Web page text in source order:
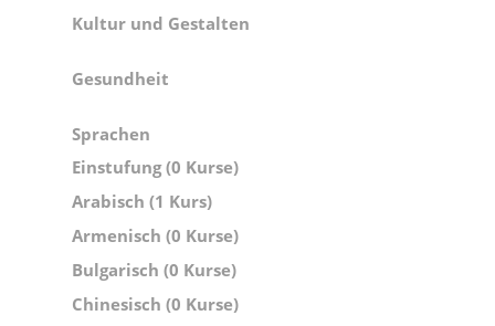
Kultur und Gestalten
Gesundheit
Sprachen
Einstufung (0 Kurse)
Arabisch (1 Kurs)
Armenisch (0 Kurse)
Bulgarisch (0 Kurse)
Chinesisch (0 Kurse)